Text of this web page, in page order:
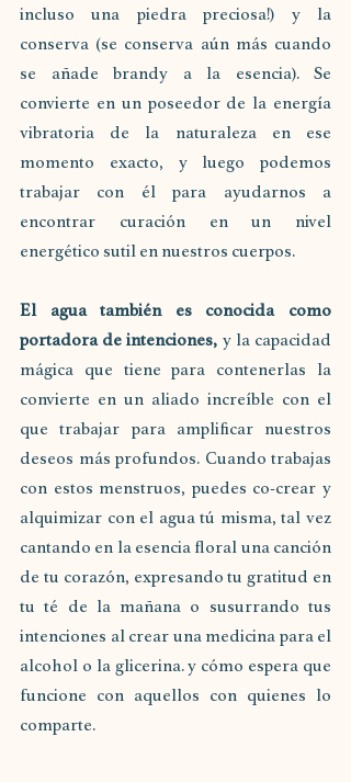
incluso una piedra preciosa!) y la
conserva (se conserva aún más cuando
se añade brandy a la esencia). Se
convierte en un poseedor de la energía
vibratoria de la naturaleza en ese
momento exacto, y luego podemos
trabajar con él para ayudarnos a
encontrar curación en un nivel
energético sutil en nuestros cuerpos.
El agua también es conocida como
portadora de intenciones, y la capacidad
mágica que tiene para contenerlas la
convierte en un aliado increíble con el
que trabajar para amplificar nuestros
deseos más profundos. Cuando trabajas
con estos menstruos, puedes co-crear y
alquimizar con el agua tú misma, tal vez
cantando en la esencia floral una canción
de tu corazón, expresando tu gratitud en
tu té de la mañana o susurrando tus
intenciones al crear una medicina para el
alcohol o la glicerina. y cómo espera que
funcione con aquellos con quienes lo
comparte.